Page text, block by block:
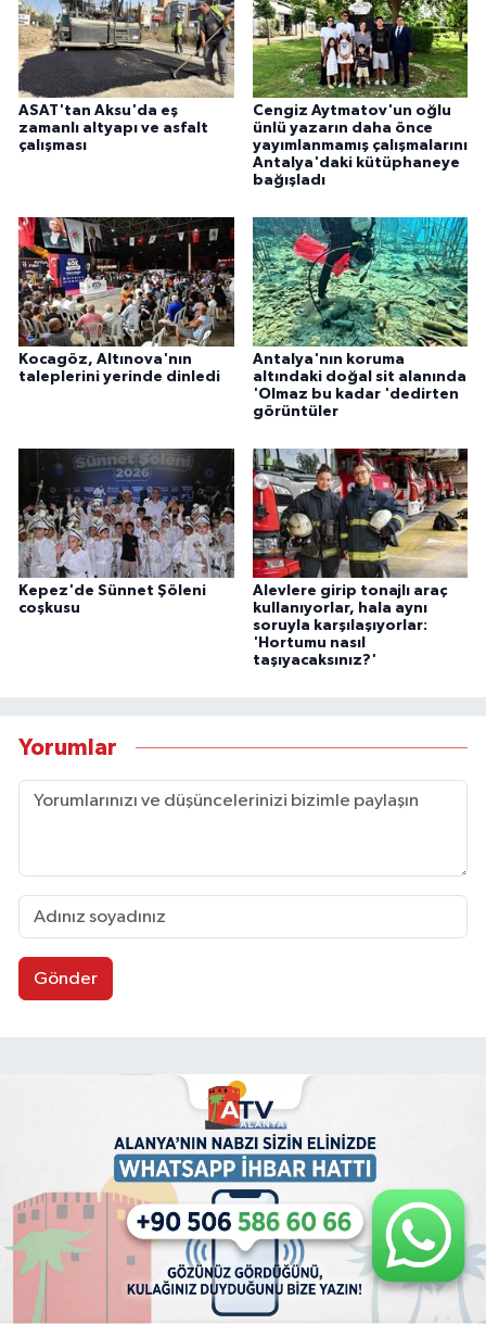
ASAT'tan Aksu'da eş
zamanlı altyapı ve asfalt
çalışması
Cengiz Aytmatov'un oğlu
ünlü yazarın daha önce
yayımlanmamış çalışmalarını
Antalya'daki kütüphaneye
bağışladı
Kocagöz, Altınova'nın
taleplerini yerinde dinledi
Antalya'nın koruma
altındaki doğal sit alanında
'Olmaz bu kadar 'dedirten
görüntüler
Kepez'de Sünnet Şöleni
coşkusu
Alevlere girip tonajlı araç
kullanıyorlar, hala aynı
soruyla karşılaşıyorlar:
'Hortumu nasıl
taşıyacaksınız?'
Yorumlar
Gönder